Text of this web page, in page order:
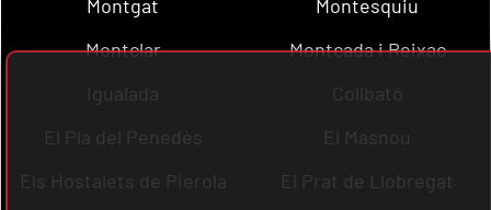
Montgat
Montesquiu
Montclar
Montcada i Reixac
Igualada
Collbató
El Pla del Penedès
El Masnou
Els Hostalets de Pierola
El Prat de Llobregat